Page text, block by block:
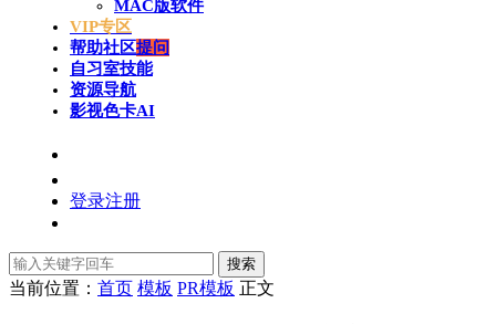
MAC版软件
VIP专区
帮助社区提问
自习室技能
资源导航
影视色卡AI
登录注册
搜索
当前位置： 首页 模板 PR模板 正文